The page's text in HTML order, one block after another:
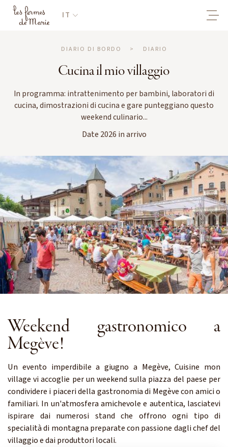
IT
DIARIO DI BORDO > DIARIO
Cucina il mio villaggio
In programma: intrattenimento per bambini, laboratori di
cucina, dimostrazioni di cucina e gare punteggiano questo
weekend culinario...
Date 2026 in arrivo
Weekend gastronomico a
Megève!
Un evento imperdibile a giugno a Megève, Cuisine mon
village vi accoglie per un weekend sulla piazza del paese per
condividere i piaceri della gastronomia di Megève con amici o
familiari. In un'atmosfera amichevole e autentica, lasciatevi
ispirare dai numerosi stand che offrono ogni tipo di
specialità di montagna preparate con passione dagli chef del
villaggio e dai produttori locali.